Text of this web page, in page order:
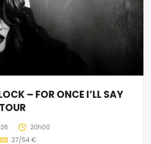
– FOR ONCE I’LL SAY
20h00
27/54 €